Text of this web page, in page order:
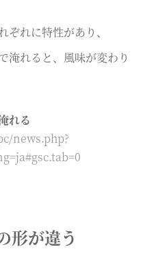
れに特性があり、
淹れると、風味が変わり
れる
news.php?
形が違う